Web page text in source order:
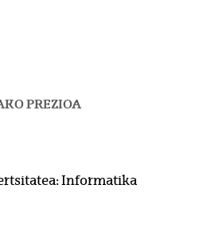
PREZIOA
Informatika